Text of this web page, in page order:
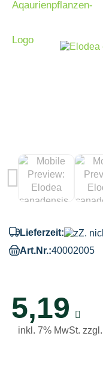
Lieferzeit:
Art.Nr.:40002005
5,19
inkl. 7% MwSt. zzgl.